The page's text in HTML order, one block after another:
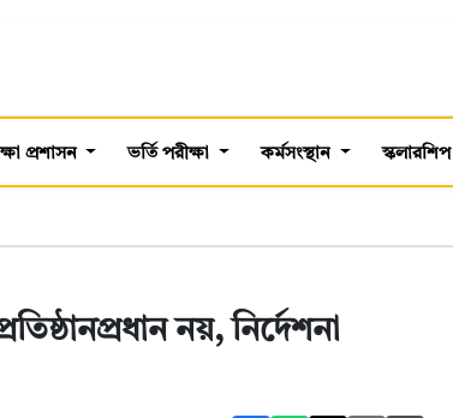
প্রশাসন ভর্তি পরীক্ষা কর্মসংস্থান স্কলারশিপ
নয়, নির্দেশনা